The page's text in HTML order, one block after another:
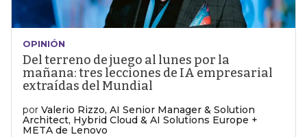
OPINIÓN
Del terreno de juego al lunes por la
mañana: tres lecciones de IA empresarial
extraídas del Mundial
por Valerio Rizzo, AI Senior Manager & Solution
Architect, Hybrid Cloud & AI Solutions Europe +
META de Lenovo